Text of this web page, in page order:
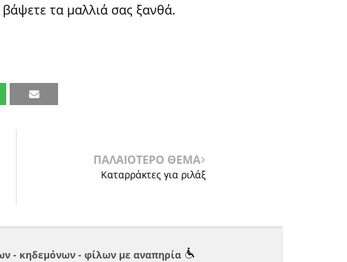
τα μαλλιά σας ξανθά.
ΠΑΛΑΙΟΤΕΡΟ ΘΕΜΑ
Καταρράκτες για ριλάξ
- κηδεμόνων - φίλων με αναπηρία